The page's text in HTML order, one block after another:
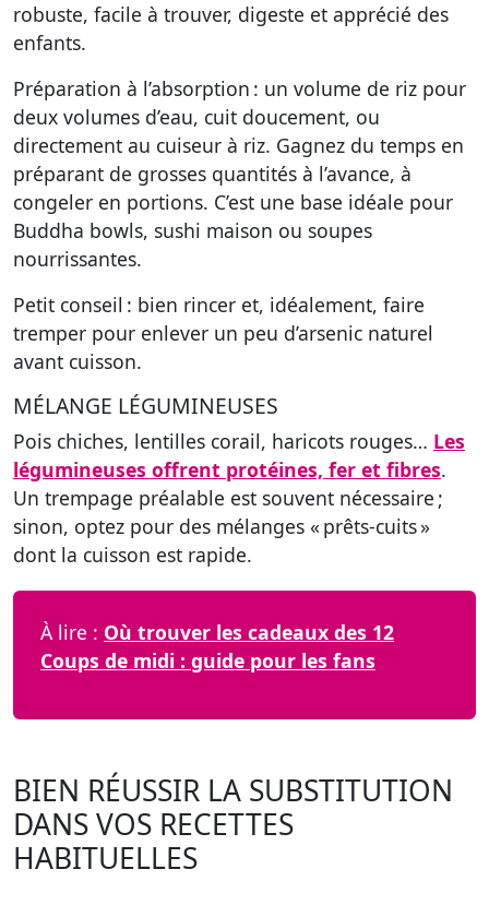
robuste, facile à trouver, digeste et apprécié des
enfants.
Préparation à l’absorption : un volume de riz pour
deux volumes d’eau, cuit doucement, ou
directement au cuiseur à riz. Gagnez du temps en
préparant de grosses quantités à l’avance, à
congeler en portions. C’est une base idéale pour
Buddha bowls, sushi maison ou soupes
nourrissantes.
Petit conseil : bien rincer et, idéalement, faire
tremper pour enlever un peu d’arsenic naturel
avant cuisson.
MÉLANGE LÉGUMINEUSES
Pois chiches, lentilles corail, haricots rouges… Les
légumineuses offrent protéines, fer et fibres.
Un trempage préalable est souvent nécessaire ;
sinon, optez pour des mélanges « prêts-cuits »
dont la cuisson est rapide.
À lire : Où trouver les cadeaux des 12
Coups de midi : guide pour les fans
BIEN RÉUSSIR LA SUBSTITUTION
DANS VOS RECETTES
HABITUELLES